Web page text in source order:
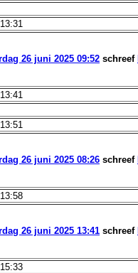
26 juni 2025 09:52 schreef
26 juni 2025 08:26 schreef
26 juni 2025 13:41 schreef